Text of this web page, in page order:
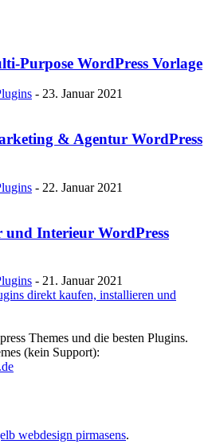
Purpose WordPress Vorlage
- 23. Januar 2021
& Agentur WordPress
- 22. Januar 2021
Interieur WordPress
- 21. Januar 2021
Themes und die besten Plugins.
(kein Support):
webdesign pirmasens.